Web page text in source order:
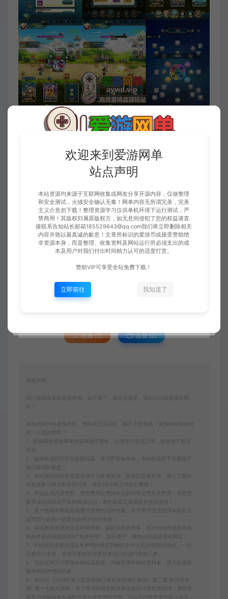
收藏 (2) 点赞 (2)
请仔细阅读本站免责申明，如不遵守，或无法接受，请勿访问或使用本网
本站内容均为虚拟内容，赞助后无法召回，顾不支持退换！避免纠纷耽误时
间！介意勿赞助！
1、爱游网单所有网单资源来源于网络，仅供学习交流之用。切勿用于商业
2、如本帖侵犯到任何版权问题，请立即告知本站，本站将及时予与删除并
致以最深的歉意！
3、本站提供的所有资源仅供学习参考使用，版权归原著所有，禁止下载本
站资源参与商业和非法行为，请在24小时之内自行删除！
4、本站会员只是赞助，赞助费用仅维持本站的日常运营开支所需！若您需
要商业运营或用于其他商业活动，请您购买正版授权并合法使用！
5、用户使用本网站必须遵守使用的法律法规，对于用户违法使用本站非法
6、本站所有资源来自互联网转载，版权归原著所有，用户访问和使用本站
的条件是必须接受本站“免责申明”，如不遵守，请勿访问或使用本网站！
7、本站使用者因为违反本声明的规定而触犯中华人民共和国法律的，一切
后果自己负责，本站不承担任何责任本站已经进行告知义务。
8、凡以任何方式登陆本网站或直接、间接使用本网站资料者，视为自愿接
受本网站声明的约束。
9、本站以《2013中华人民共和国计算机软件保护条例》第二章"软件菩作
权” 第十七条为原则：为了学习和研究软件内含的设计思想和原理，通过安
装显示传输或者存储软件等方式使用软件的，可以不经软件著作权人许可，
欢迎来到爱游网单
站点声明
本站资源均来源于互联网收集或网友分享开源内容，仅做整理
和安全测试，火绒安全确认无毒！网单内容无所谓完美，完美
主义介意勿下载！整理资源学习仅供单机环境下运行测试，严
禁商用！其版权归属原版权方，如无意间侵犯了您的权益请直
接联系告知站长邮箱185529643@qq.com我们将立即删除相关
内容并致以最真诚的歉意！文章所标识的爱游币或接受赞助绝
非资源本身，而是整理、收集资料及网站运行所必须支出的成
本及用户对我们付出时间精力认可的适度打赏。
赞助VIP可享受全站免费下载！
立即前往 我知道了